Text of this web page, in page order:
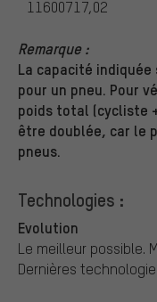
11600717,02
Remarque :
La capacité
pour un pneu. Pour
poids total (cycliste
être doublée, car le
pneus.
Technologies :
Evolution
Le meilleur possible.
Dernières